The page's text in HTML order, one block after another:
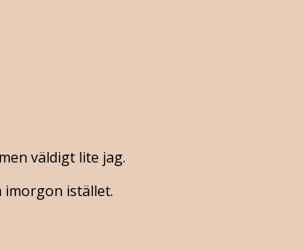
väldigt lite jag.
imorgon istället.